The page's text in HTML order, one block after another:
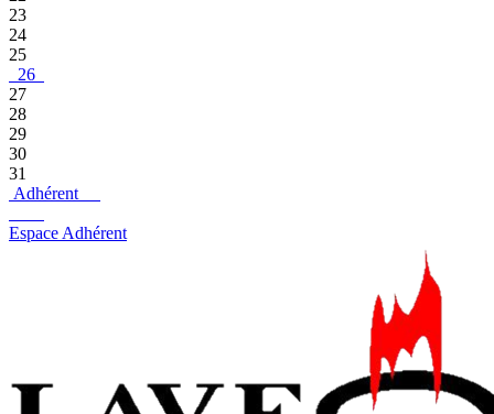
23
24
25
26
27
28
29
30
31
Adhérent
Espace Adhérent